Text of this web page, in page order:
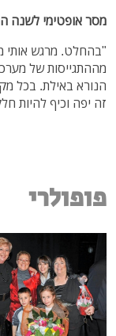
מסר אופטימי לשנה
"בהחלט. מרגש אותי
מההתגייסות של
הנורא באילת. בכל
זה יפה וכיף להיות
פופולרי